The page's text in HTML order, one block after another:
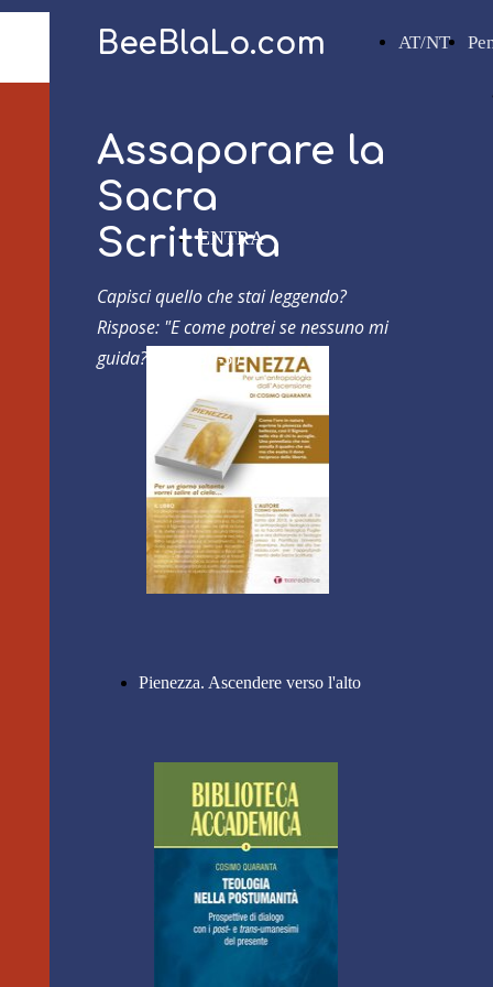
AT/NT
BeeBlaLo.com
Assaporare la
Sacra
Scrittura
Capisci quello che stai leggendo?
Rispose: "E come potrei se nessuno mi
guida?"
Atti 8,30-31
ENTRA
Pienezza. Ascendere verso l'alto